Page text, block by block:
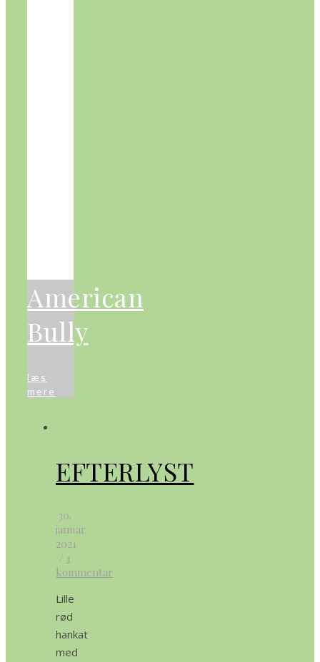
American
Bully
læs
mere
EFTERLYST
30.
januar
2021
/ 1
kommentar
Lille
rød
hankat
med